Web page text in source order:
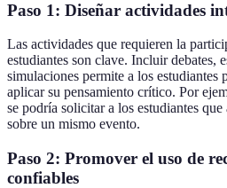
Paso 1: Diseñar actividades
Las actividades que requieren la
estudiantes son clave. Incluir debates,
simulaciones permite a los
aplicar su pensamiento crítico. Por
se podría solicitar a los estudiantes
sobre un mismo evento.
Paso 2: Promover el uso de
confiables